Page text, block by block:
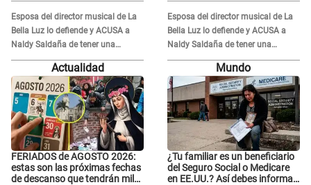
Esposa del director musical de La
Bella Luz lo defiende y ACUSA a
Naldy Saldaña de tener una
relación con él y otros integrantes
Esposa del director musical de La
Bella Luz lo defiende y ACUSA a
Naldy Saldaña de tener una
relación con él y otros integrantes
Actualidad
FERIADOS de AGOSTO 2026:
estas son las próximas fechas
de descanso que tendrán miles
Mundo
¿Tu familiar es un beneficiario
del Seguro Social o Medicare
en EE.UU.? Así debes informar